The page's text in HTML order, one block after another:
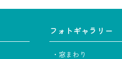
フォトギャラリー
・窓まわり